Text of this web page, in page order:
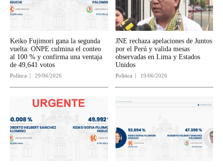
Keiko Fujimori gana la segunda
vuelta: ONPE culmina el conteo
al 100 % y confirma una ventaja
de 49,641 votos
Política 29/06/2026
JNE rechaza apelaciones de Juntos
por el Perú y valida mesas
observadas en Lima y Estados
Unidos
Política 19/06/2026